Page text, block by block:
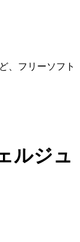
、 フリーソフト
ルジュ